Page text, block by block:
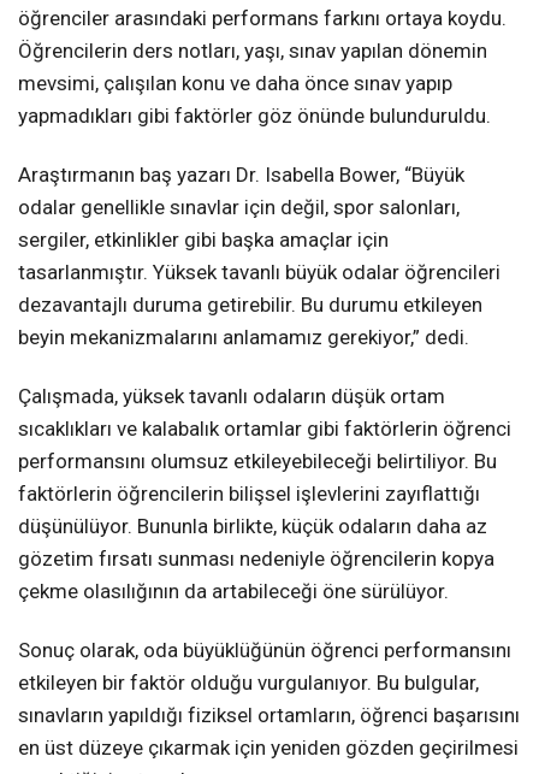
öğrenciler arasındaki performans farkını ortaya koydu.
Öğrencilerin ders notları, yaşı, sınav yapılan dönemin
mevsimi, çalışılan konu ve daha önce sınav yapıp
yapmadıkları gibi faktörler göz önünde bulunduruldu.
Araştırmanın baş yazarı Dr. Isabella Bower, “Büyük
odalar genellikle sınavlar için değil, spor salonları,
sergiler, etkinlikler gibi başka amaçlar için
tasarlanmıştır. Yüksek tavanlı büyük odalar öğrencileri
dezavantajlı duruma getirebilir. Bu durumu etkileyen
beyin mekanizmalarını anlamamız gerekiyor,” dedi.
Çalışmada, yüksek tavanlı odaların düşük ortam
sıcaklıkları ve kalabalık ortamlar gibi faktörlerin öğrenci
performansını olumsuz etkileyebileceği belirtiliyor. Bu
faktörlerin öğrencilerin bilişsel işlevlerini zayıflattığı
düşünülüyor. Bununla birlikte, küçük odaların daha az
gözetim fırsatı sunması nedeniyle öğrencilerin kopya
çekme olasılığının da artabileceği öne sürülüyor.
Sonuç olarak, oda büyüklüğünün öğrenci performansını
etkileyen bir faktör olduğu vurgulanıyor. Bu bulgular,
sınavların yapıldığı fiziksel ortamların, öğrenci başarısını
en üst düzeye çıkarmak için yeniden gözden geçirilmesi